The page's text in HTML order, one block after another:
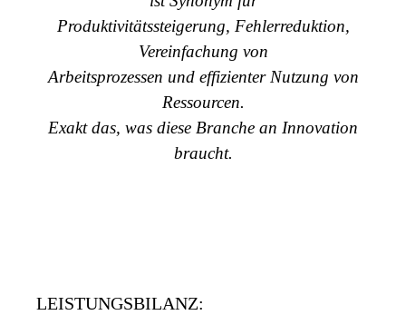
Produktivitätssteigerung, Fehlerreduktion,
Vereinfachung von
Arbeitsprozessen und effizienter Nutzung von
Ressourcen.
Exakt das, was diese Branche an Innovation
braucht.
LEISTUNGSBILANZ: